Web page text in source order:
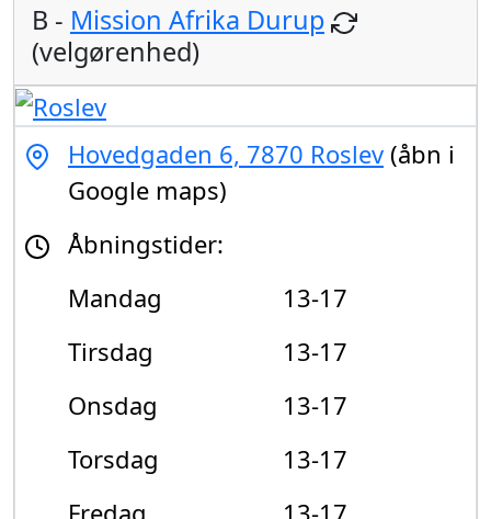
B - Mission Afrika Durup
(velgørenhed)
Hovedgaden 6, 7870 Roslev (åbn i
Google maps)
Åbningstider:
Mandag
13-17
Tirsdag
13-17
Onsdag
13-17
Torsdag
13-17